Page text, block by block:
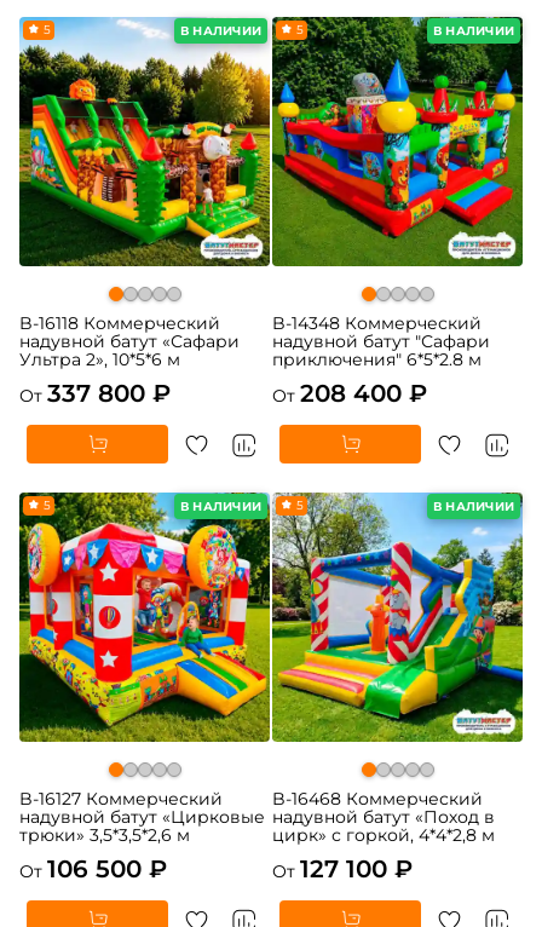
В НАЛИЧИИ
5
B-16118 Коммерческий
надувной батут «Сафари
Ультра 2», 10*5*6 м
От 337 800 ₽
В НАЛИЧИИ
5
B-14348 Коммерческий
надувной батут "Сафари
приключения" 6*5*2.8 м
От 208 400 ₽
В НАЛИЧИИ
5
B-16127 Коммерческий
надувной батут «Цирковые
трюки» 3,5*3,5*2,6 м
От 106 500 ₽
В НАЛИЧИИ
5
B-16468 Коммерческий
надувной батут «Поход в
цирк» с горкой, 4*4*2,8 м
От 127 100 ₽